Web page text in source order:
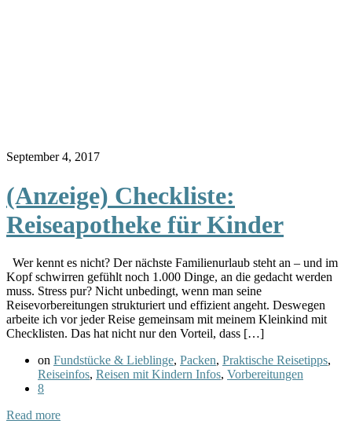
September 4, 2017
(Anzeige) Checkliste:
Reiseapotheke für Kinder
Wer kennt es nicht? Der nächste Familienurlaub steht an – und im
Kopf schwirren gefühlt noch 1.000 Dinge, an die gedacht werden
muss. Stress pur? Nicht unbedingt, wenn man seine
Reisevorbereitungen strukturiert und effizient angeht. Deswegen
arbeite ich vor jeder Reise gemeinsam mit meinem Kleinkind mit
Checklisten. Das hat nicht nur den Vorteil, dass […]
on Fundstücke & Lieblinge, Packen, Praktische Reisetipps,
Reiseinfos, Reisen mit Kindern Infos, Vorbereitungen
8
Read more